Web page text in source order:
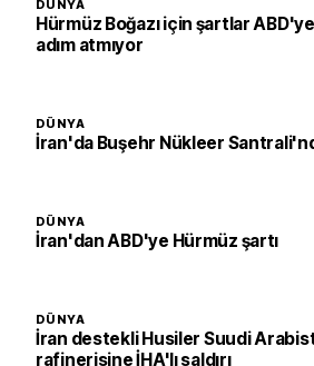
DÜNYA
Hürmüz Boğazı için şartlar
adım atmıyor
DÜNYA
İran'da Buşehr Nükleer
DÜNYA
İran'dan ABD'ye Hürmüz şartı
DÜNYA
İran destekli Husiler Suudi
rafinerisine İHA'lı saldırı